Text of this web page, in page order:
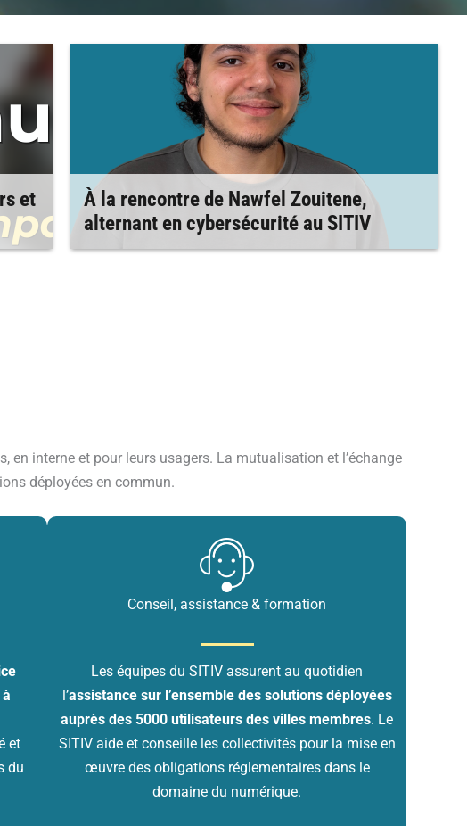
et
À la rencontre de Nawfel Zouitene,
alternant en cybersécurité au SITIV
en interne et pour leurs usagers. La mutualisation et l’échange
déployées en commun.
et
du
Conseil, assistance & formation
Les équipes du SITIV assurent au quotidien
l’assistance sur l’ensemble des solutions déployées
auprès des 5000 utilisateurs des villes membres. Le
SITIV aide et conseille les collectivités pour la mise en
œuvre des obligations réglementaires dans le
domaine du numérique.